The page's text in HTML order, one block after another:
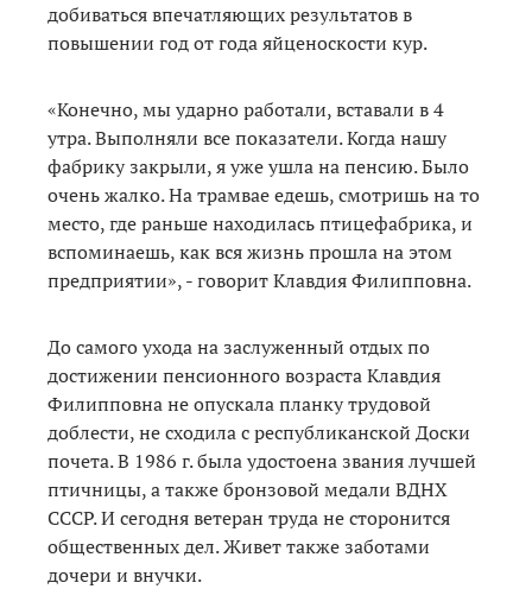
добиваться впечатляющих результатов в
повышении год от года яйценоскости кур.
«Конечно, мы ударно работали, вставали в 4
утра. Выполняли все показатели. Когда нашу
фабрику закрыли, я уже ушла на пенсию. Было
очень жалко. На трамвае едешь, смотришь на то
место, где раньше находилась птицефабрика, и
вспоминаешь, как вся жизнь прошла на этом
предприятии», - говорит Клавдия Филипповна.
До самого ухода на заслуженный отдых по
достижении пенсионного возраста Клавдия
Филипповна не опускала планку трудовой
доблести, не сходила с республиканской Доски
почета. В 1986 г. была удостоена звания лучшей
птичницы, а также бронзовой медали ВДНХ
СССР. И сегодня ветеран труда не сторонится
общественных дел. Живет также заботами
дочери и внучки.